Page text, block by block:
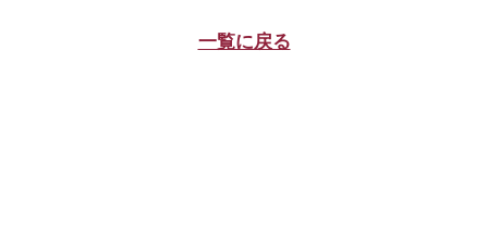
一覧に戻る